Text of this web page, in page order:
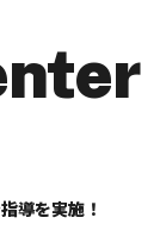
導を実施！